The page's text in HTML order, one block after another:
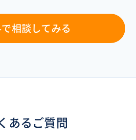
相談してみる
あるご質問